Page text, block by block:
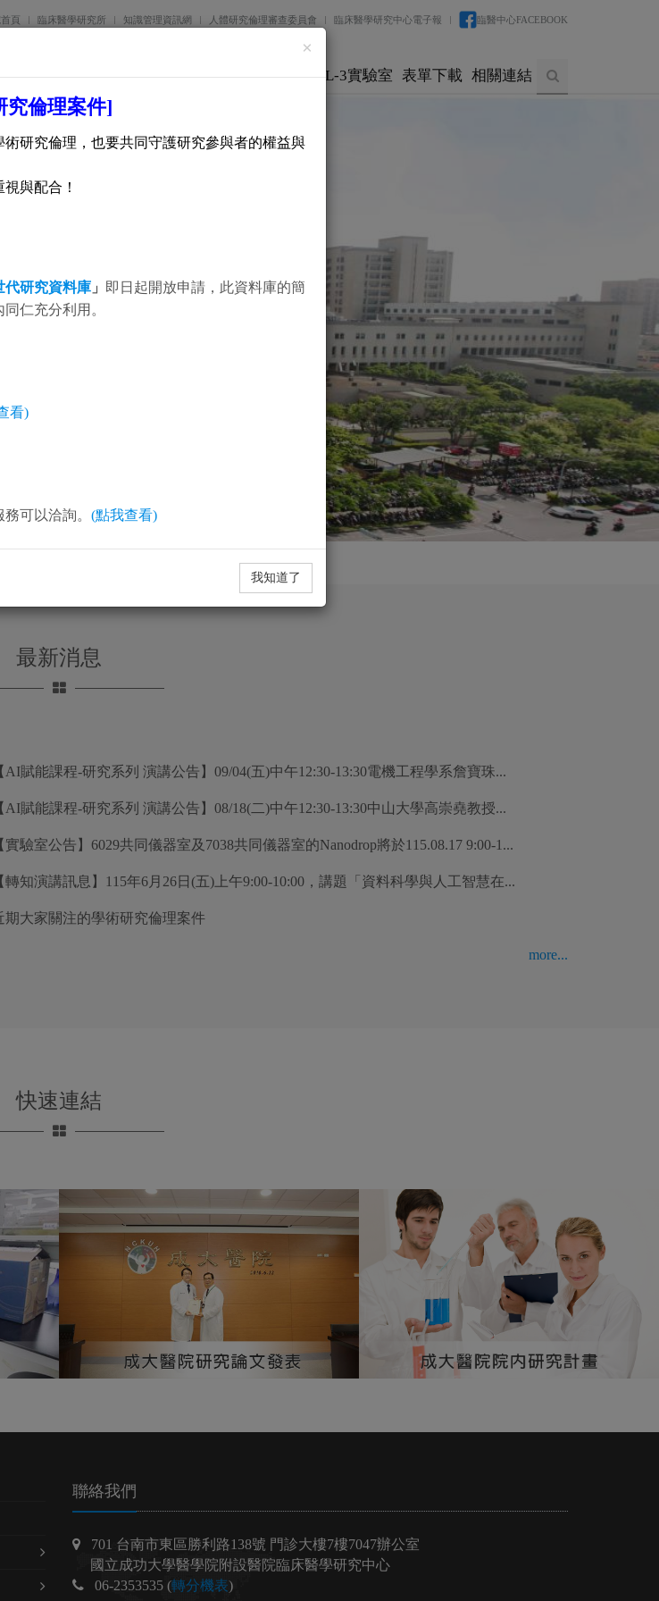
頁 臨床醫學研究所 知識管理資訊網 人體研究倫理審查委員會 臨床醫學研究中心電子報 臨醫中心FACEBOOK
學術 人才培育 諮詢預約 核心/共同實驗室 BSL-3實驗室 表單下載 相關連結
最新消息
AI賦能課程-研究系列 演講公告】09/04(五)中午12:30-13:30電機工程學系詹寶珠...
AI賦能課程-研究系列 演講公告】08/18(二)中午12:30-13:30中山大學高崇堯教授...
實驗室公告】6029共同儀器室及7038共同儀器室的Nanodrop將於115.08.17 9:00-1...
轉知演講訊息】115年6月26日(五)上午9:00-10:00，講題「資料科學與人工智慧在...
期大家關注的學術研究倫理案件
more...
快速連結
×
究倫理案件]
研究倫理，也要共同守護研究參與者的權益與
與配合！
代研究資料庫 」
即日起開放申請，此資料庫的簡
仁充分利用。
看)
可以洽詢。 (點我查看)
我知道了
聯絡我們
701 台南市東區勝利路138號 門診大樓7樓7047辦公室
國立成功大學醫學院附設醫院臨床醫學研究中心
06-2353535 (轉分機表)